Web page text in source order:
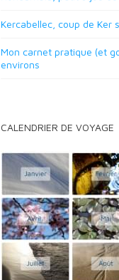
Kercabellec, coup de Ker
Mon carnet pratique (et
environs
CALENDRIER DE VOYAGE